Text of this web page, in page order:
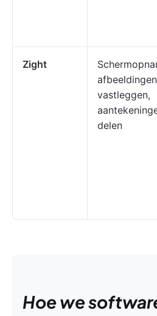
Zight
vastleggen,
delen
Hoe we